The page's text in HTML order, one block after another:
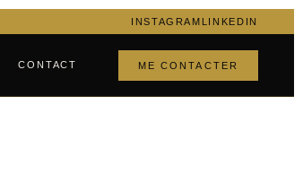
INSTAGRAM LINKEDIN
CONTACT ME CONTACTER